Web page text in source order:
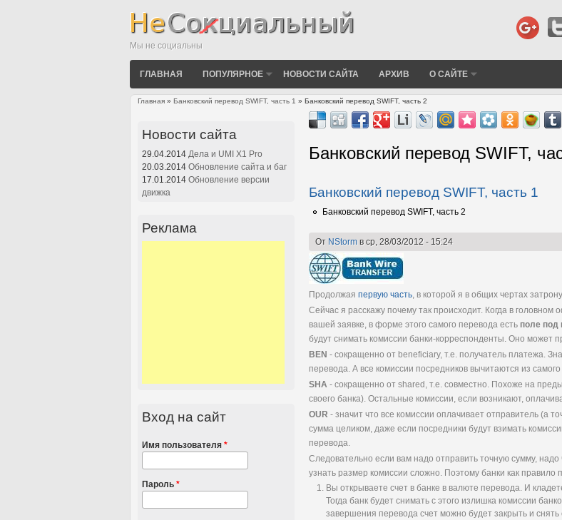
Мы не социальны
ГЛАВНАЯ ПОПУЛЯРНОЕ НОВОСТИ САЙТА АРХИВ О САЙТЕ
Главная » Банковский перевод SWIFT, часть 1 » Банковский перевод SWIFT, часть 2
Банковский перевод SWIFT,
Банковский перевод SWIFT, часть 1
Банковский перевод SWIFT, часть 2
От NStorm в ср, 28/03/2012 - 15:24
Продолжая первую часть , в которой я в общих чертах
Сейчас я расскажу почему так происходит. Когда в
вашей заявке, в форме этого самого перевода есть поле под
будут снимать комиссии банки-корреспонденты. Оно может
BEN - сокращенно от beneficiary, т.е. получатель платежа.
перевода. А все комиссии посредников вычитаются из самого
SHA - сокращенно от shared, т.е. совместно. Похоже на
своего банка). Остальные комиссии, если возникают,
OUR - значит что все комиссии оплачивает отправитель (а
сумма целиком, даже если посредники будут взимать
перевода.
Следовательно если вам надо отправить точную сумму,
узнать размер комиссии сложно. Поэтому банки как правило
Вы открываете счет в банке в валюте перевода. И
Тогда банк будет снимать с этого излишка комиссии
завершения перевода счет можно будет закрыть и снять
Новости сайта
29.04.2014 Дела и UMI X1 Pro
20.03.2014 Обновление сайта и баг
17.01.2014 Обновление версии
движка
Реклама
Вход на сайт
Имя пользователя *
Пароль *